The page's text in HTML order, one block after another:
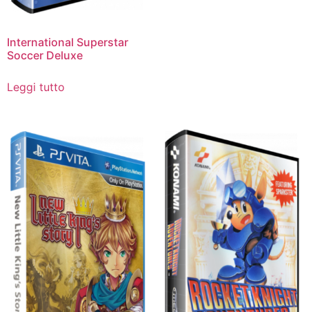
International Superstar
Soccer Deluxe
Leggi tutto